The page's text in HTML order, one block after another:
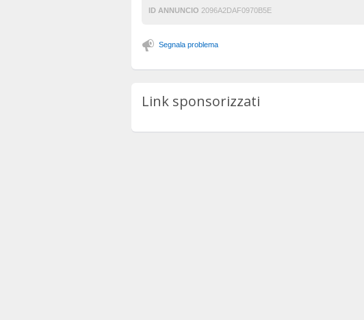
ID ANNUNCIO 2096A2DAF0970B5E
Segnala problema
Link sponsorizzati